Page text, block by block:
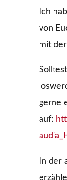
Ich
von
mit
gerne
auf:
In der